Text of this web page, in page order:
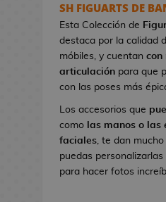
o
s
P
i
n
e
s
d
e
V
SH FIGUARTS DE
Esta Colección de
destaca por la calidad
móbiles, y cuentan con
articulación para que
con las poses más
Los accesorios que
como las manos o las
faciales, te dan
puedas
para hacer fotos